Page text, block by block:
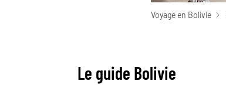
Voyage en Bolivie
Le guide Bolivie